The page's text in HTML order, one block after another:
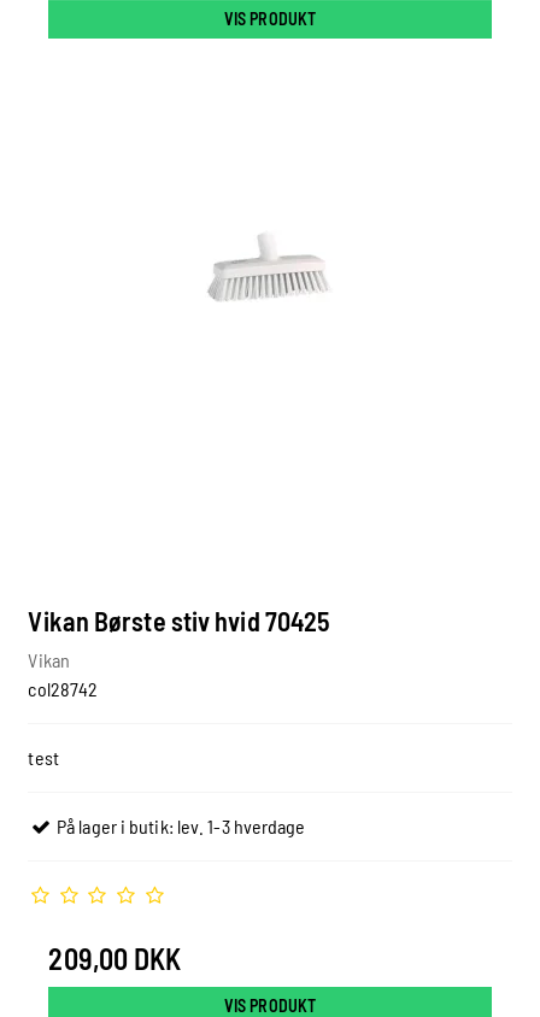
VIS PRODUKT
Vikan Børste stiv hvid 70425
Vikan
col28742
test
På lager i butik: lev. 1-3 hverdage
209,00 DKK
VIS PRODUKT